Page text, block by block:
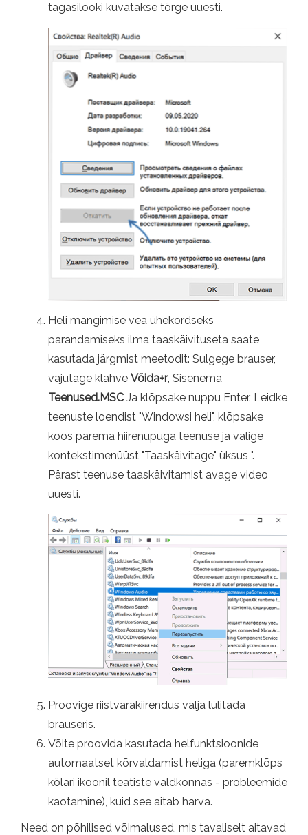
tagasilööki kuvatakse tõrge uuesti.
Heli mängimise vea ühekordseks
parandamiseks ilma taaskäivituseta saate
kasutada järgmist meetodit: Sulgege brauser,
vajutage klahve Võida+r, Sisenema
Teenused.MSCJa klõpsake nuppu Enter. Leidke
teenuste loendist "Windowsi heli", klõpsake
koos parema hiirenupuga teenuse ja valige
kontekstimenüüst "Taaskäivitage" üksus ".
Pärast teenuse taaskäivitamist avage video
uuesti.
Proovige riistvarakiirendus välja lülitada
brauseris.
Võite proovida kasutada helfunktsioonide
automaatset kõrvaldamist heliga (paremklõps
kõlari ikoonil teatiste valdkonnas - probleemide
kaotamine), kuid see aitab harva.
Need on põhilised võimalused, mis tavaliselt aitavad